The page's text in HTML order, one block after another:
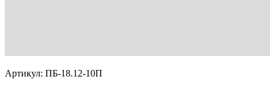
Артикул: ПБ-18.12-10П